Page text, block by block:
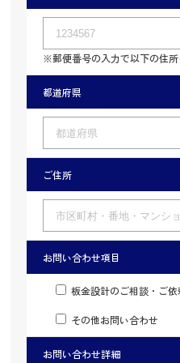
※郵便番号の入力で以下の住所
都道府県
ご住所
お問い合わせ項目
板金設計のご相談・ご依
その他お問い合わせ
お問い合わせ詳細